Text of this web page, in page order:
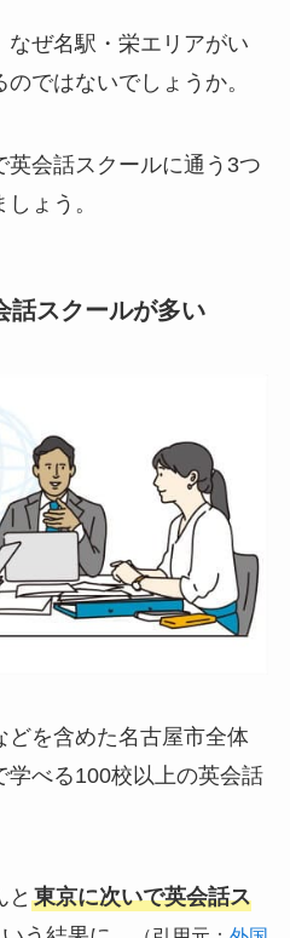
なぜ名駅・栄エリアがい
ではないでしょうか。
英会話スクールに通う3つ
ょう。
話スクールが多い
どを含めた名古屋市全体
学べる100校以上の英会話
と 東京に次いで英会話ス